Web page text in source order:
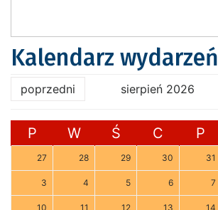
Kalendarz wydarzeń
poprzedni sierpień 2026
P W Ś C P
27 28 29 30 31
3 4 5 6 7
10 11 12 13 14